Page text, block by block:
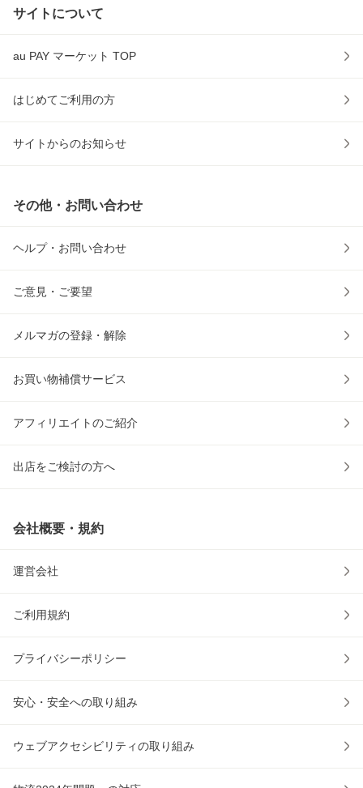
サイトについて
au PAY マーケット TOP
はじめてご利用の方
サイトからのお知らせ
その他・お問い合わせ
ヘルプ・お問い合わせ
ご意見・ご要望
メルマガの登録・解除
お買い物補償サービス
アフィリエイトのご紹介
出店をご検討の方へ
会社概要・規約
運営会社
ご利用規約
プライバシーポリシー
安心・安全への取り組み
ウェブアクセシビリティの取り組み